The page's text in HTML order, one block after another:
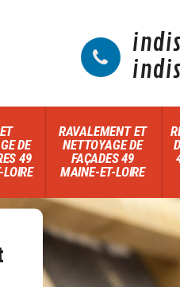
DE
49
RAVALEMENT ET
NETTOYAGE DE
FAÇADES 49
MAINE-ET-LOIRE